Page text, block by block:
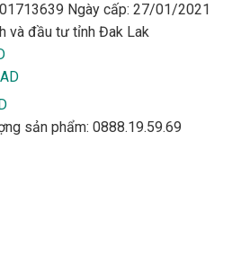
Ngày cấp: 27/01/2021
và đầu tư tỉnh Đak Lak
sản phẩm: 0888.19.59.69